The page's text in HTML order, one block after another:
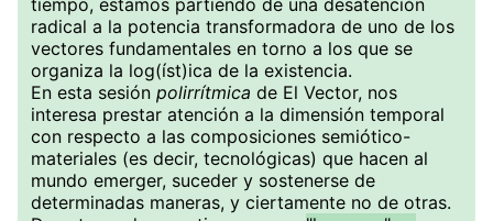
tiempo, estamos partiendo de una desatención
radical a la potencia transformadora de uno de los
vectores fundamentales en torno a los que se
organiza la log(íst)ica de la existencia.
En esta sesión polirrítmica de El Vector, nos
interesa prestar atención a la dimensión temporal
con respecto a las composiciones semiótico-
materiales (es decir, tecnológicas) que hacen al
mundo emerger, suceder y sostenerse de
determinadas maneras, y ciertamente no de otras.